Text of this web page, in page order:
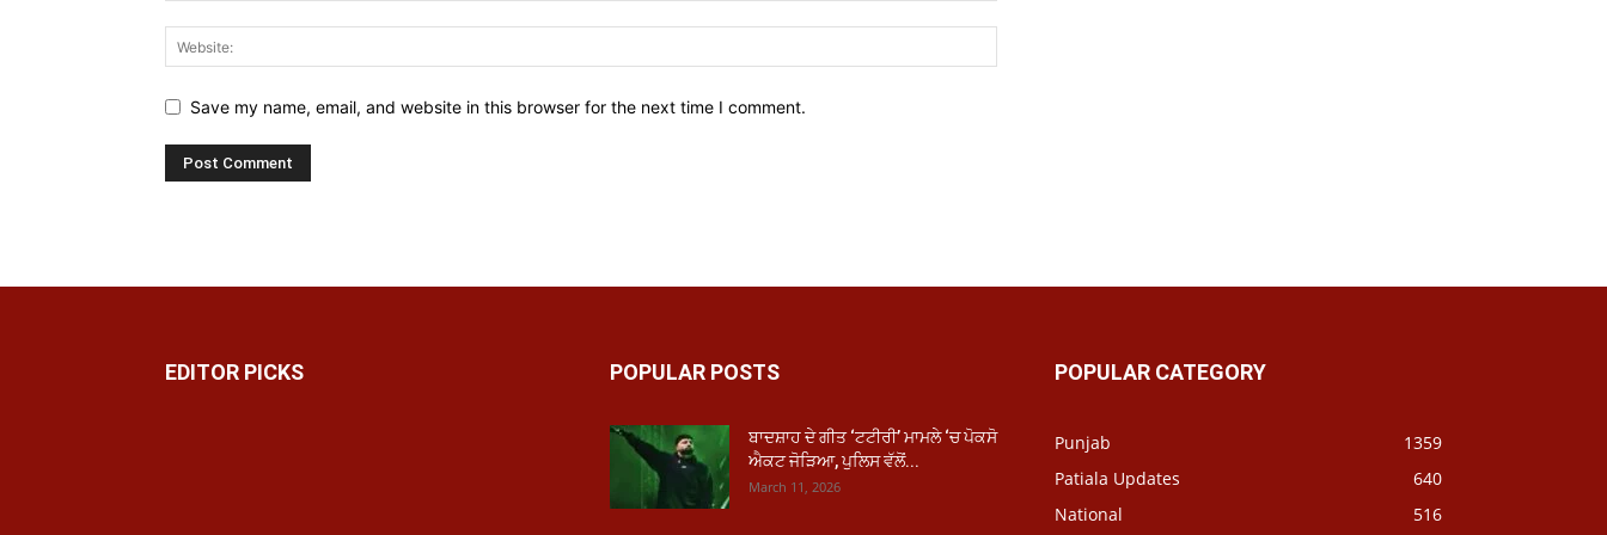
Save my name, email, and website in this browser for the next time I comment.
EDITOR PICKS POPULAR POSTS
ਬਾਦਸ਼ਾਹ ਦੇ ਗੀਤ ‘ਟਟੀਰੀ’ ਮਾਮਲੇ ‘ਚ ਪੋਕਸੋ
ਐਕਟ ਜੋੜਿਆ, ਪੁਲਿਸ ਵੱਲੋਂ...
March 11, 2026
POPULAR CATEGORY
Punjab
1359
Patiala Updates
640
National
516